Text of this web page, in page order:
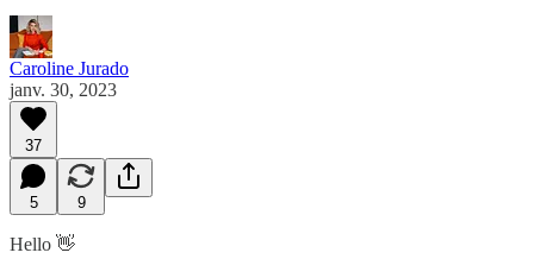
Caroline Jurado
janv. 30, 2023
37
5 9
Hello 👋